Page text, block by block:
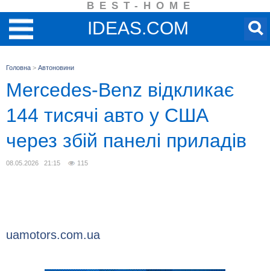
BEST-HOME
IDEAS.COM
Головна > Автоновини
Mercedes-Benz відкликає
144 тисячі авто у США
через збій панелі приладів
08.05.2026 21:15 115
uamotors.com.ua